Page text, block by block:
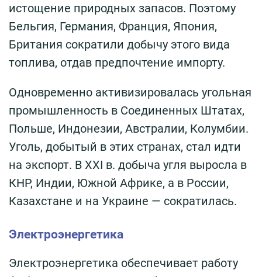
истощение природных запасов. Поэтому
Бельгия, Германия, Франция, Япония,
Британия сократили добычу этого вида
топлива, отдав предпочтение импорту.
Одновременно активизировалась угольная
промышленность в Соединенных Штатах,
Польше, Индонезии, Австралии, Колумбии.
Уголь, добытый в этих странах, стал идти
на экспорт. В XXI в. добыча угля выросла в
КНР, Индии, Южной Африке, а в России,
Казахстане и на Украине — сократилась.
Электроэнергетика
Электроэнергетика обеспечивает работу